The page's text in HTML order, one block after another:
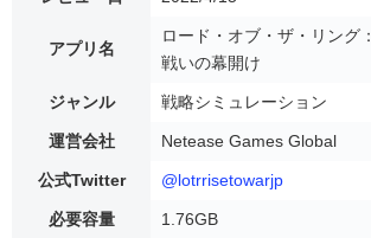
アプリ名
ロード・オブ・ザ・リング：
戦いの幕開け
ジャンル 戦略シミュレーション
運営会社 Netease Games Global
公式Twitter @lotrrisetowarjp
必要容量 1.76GB